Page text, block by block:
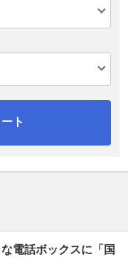
ト
電話ボックスに「国